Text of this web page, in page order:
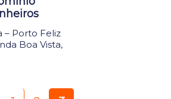
– Porto Feliz
Boa Vista,